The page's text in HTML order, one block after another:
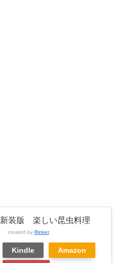
新装版 楽しい昆虫料理
created by Rinker
Kindle Amazon